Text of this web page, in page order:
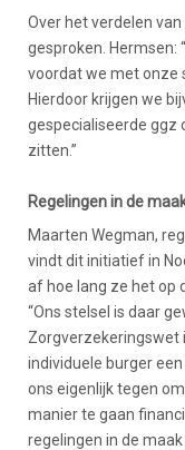
Over het verdelen
gesproken. Hermsen:
voordat we met onze
Hierdoor krijgen we
gespecialiseerde ggz
zitten.”
Regelingen in de
Maarten Wegman,
vindt dit initiatief in
af hoe lang ze het op
“Ons stelsel is daar
Zorgverzekeringswet
individuele burger
ons eigenlijk tegen
manier te gaan
regelingen in de